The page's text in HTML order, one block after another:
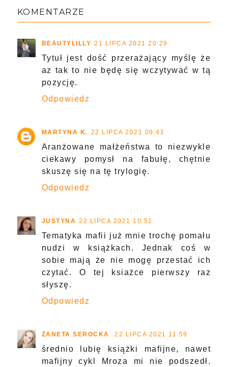
KOMENTARZE
BEAUTYLILLY 21 LIPCA 2021 20:29
Tytuł jest dość przerażający myślę że
az tak to nie będę się wczytywać w tą
pozycję.
Odpowiedz
MARTYNA K. 22 LIPCA 2021 09:41
Aranżowane małżeństwa to niezwykle
ciekawy pomysł na fabułę, chętnie
skuszę się na tę trylogię.
Odpowiedz
JUSTYNA 22 LIPCA 2021 10:51
Tematyka mafii już mnie trochę pomału
nudzi w książkach. Jednak coś w
sobie mają że nie mogę przestać ich
czytać. O tej ksiażce pierwszy raz
słyszę.
Odpowiedz
ŻANETA SEROCKA 22 LIPCA 2021 11:59
średnio lubię książki mafijne, nawet
mafijny cykl Mroza mi nie podszedł.